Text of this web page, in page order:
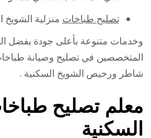
تصليح طباخات منزلية الشويخ
وخدمات متنوعة بأعلى جودة بفضل
المتخصصين في تصليح وصيانة
شاطر ورخيص الشويخ السكنية .
معلم تصليح
السكنية